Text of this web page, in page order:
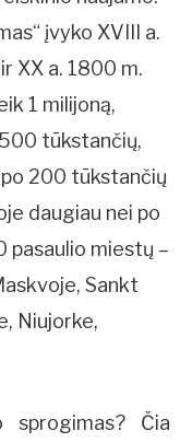
įvyko XVIII a.
XX a. 1800 m.
1 milijoną,
tūkstančių,
200 tūkstančių
daugiau nei po
pasaulio miestų –
Sankt
Niujorke,
sprogimas? Čia